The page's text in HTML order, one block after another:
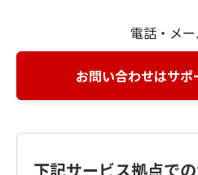
電話・メ
お問い合わせはサ
下記サービス拠点で